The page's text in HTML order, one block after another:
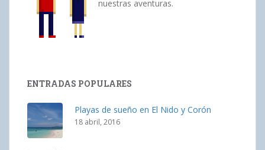
nuestras aventuras.
ENTRADAS POPULARES
Playas de sueño en El Nido y Corón
18 abril, 2016